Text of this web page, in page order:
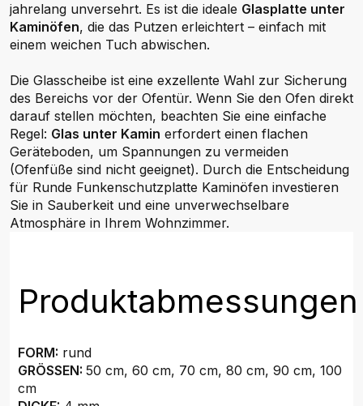
jahrelang unversehrt. Es ist die ideale Glasplatte unter
Kaminöfen, die das Putzen erleichtert – einfach mit
einem weichen Tuch abwischen.
Die Glasscheibe ist eine exzellente Wahl zur Sicherung
des Bereichs vor der Ofentür. Wenn Sie den Ofen direkt
darauf stellen möchten, beachten Sie eine einfache
Regel: Glas unter Kamin erfordert einen flachen
Geräteboden, um Spannungen zu vermeiden
(Ofenfüße sind nicht geeignet). Durch die Entscheidung
für Runde Funkenschutzplatte Kaminöfen investieren
Sie in Sauberkeit und eine unverwechselbare
Atmosphäre in Ihrem Wohnzimmer.
Produktabmessungen
FORM: rund
GRÖSSEN: 50 cm, 60 cm, 70 cm, 80 cm, 90 cm, 100
cm